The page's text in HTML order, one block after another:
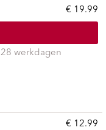
€ 19.99
werkdagen
€ 12.99